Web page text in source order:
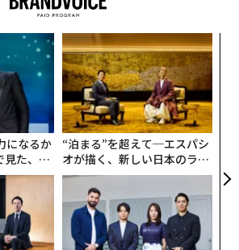
になるか
た、く
“泊まる”を超えて─エスパシ
オが描く、新しい日本のラグ
ジュアリー（中編）